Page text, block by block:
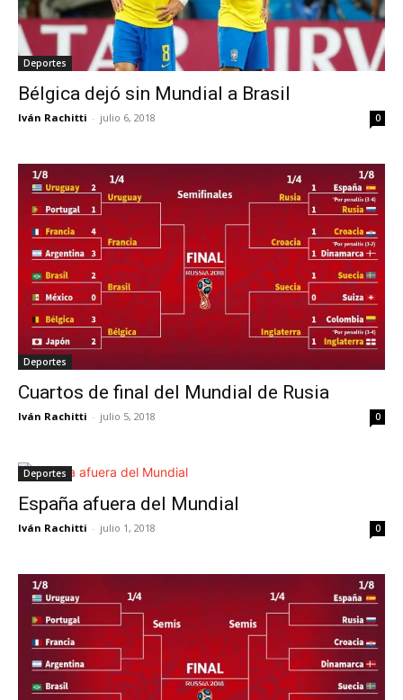
Deportes
Bélgica dejó sin Mundial a Brasil
Iván Rachitti - julio 6, 2018 0
Deportes
Cuartos de final del Mundial de Rusia
Iván Rachitti - julio 5, 2018 0
Deportes
España afuera del Mundial
Iván Rachitti - julio 1, 2018 0